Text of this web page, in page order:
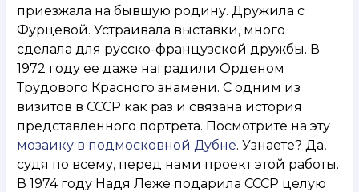
приезжала на бывшую родину. Дружила с
Фурцевой. Устраивала выставки, много
сделала для русско-французской дружбы. В
1972 году ее даже наградили Орденом
Трудового Красного знамени. С одним из
визитов в СССР как раз и связана история
представленного портрета. Посмотрите на эту
мозаику в подмосковной Дубне. Узнаете? Да,
судя по всему, перед нами проект этой работы.
В 1974 году Надя Леже подарила СССР целую